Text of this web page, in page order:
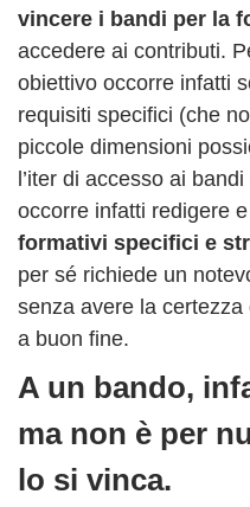
vincere i bandi per la
accedere ai contributi.
obiettivo occorre infatti
requisiti specifici (che
piccole dimensioni
l’iter di accesso ai
occorre infatti redigere
formativi specifici e
per sé richiede un
senza avere la
a buon fine.
A un bando,
ma non è per
lo si vinca.